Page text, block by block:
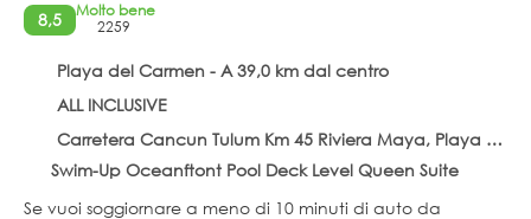
8,5
Molto bene
2259
Playa del Carmen - A 39,0 km dal centro
ALL INCLUSIVE
Carretera Cancun Tulum Km 45 Riviera Maya, Playa del Carmen 77710
Swim-Up Oceanftont Pool Deck Level Queen Suite
Se vuoi soggiornare a meno di 10 minuti di auto da